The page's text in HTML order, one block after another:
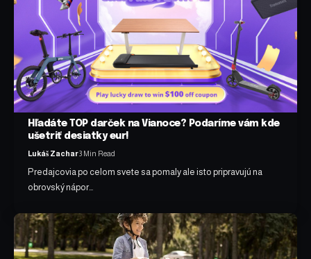
Hľadáte TOP darček na Vianoce? Podaríme vám kde
ušetriť desiatky eur!
Lukáš Zachar3 Min Read
Predajcovia po celom svete sa pomaly ale isto pripravujú na
obrovský nápor…